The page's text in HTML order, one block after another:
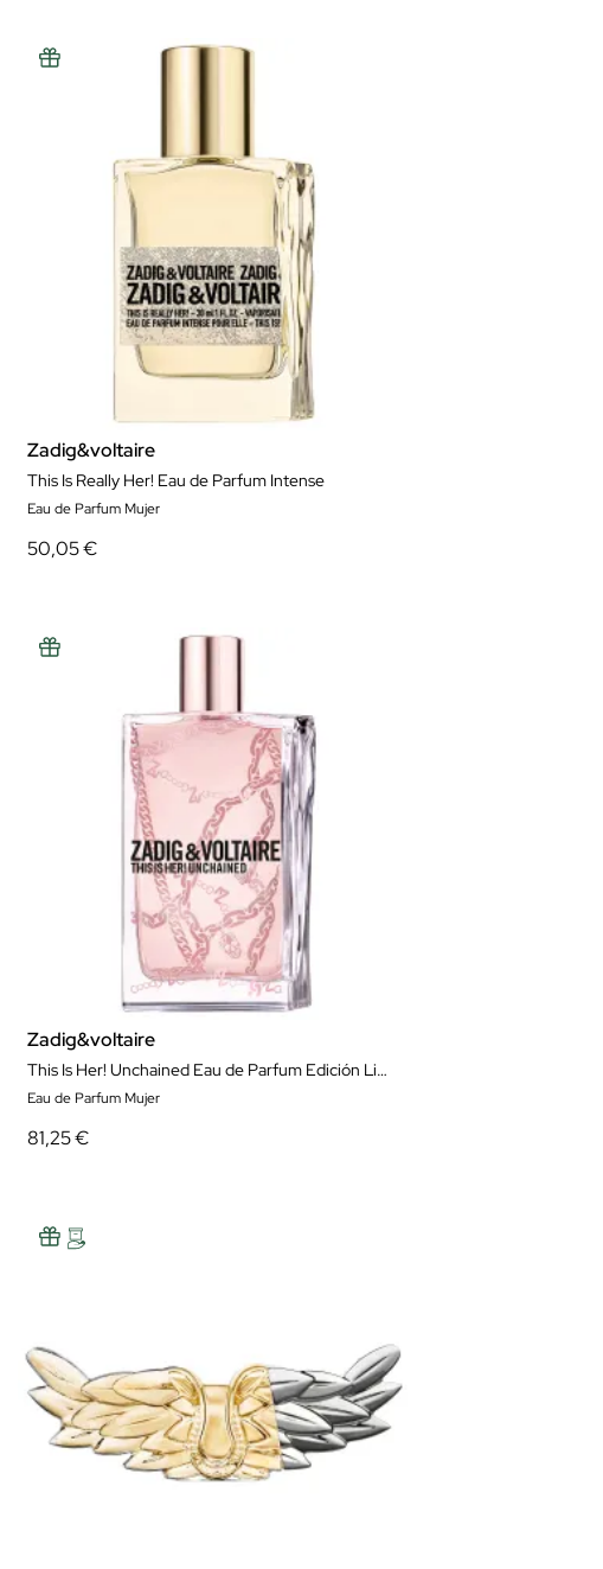
Zadig&voltaire
This Is Really Her! Eau de Parfum Intense
Eau de Parfum Mujer
50,05 €
Zadig&voltaire
This Is Her! Unchained Eau de Parfum Edición Limitada
Eau de Parfum Mujer
81,25 €